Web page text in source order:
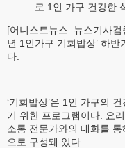
로 1인 가구 건강한
[어니스트뉴스. 뉴스기사
년 1인가구 기회밥상’ 하
다.
‘기회밥상’은 1인 가구의
기 위한 프로그램이다. 요
소통 전문가와의 대화를
으로 구성돼 있다.